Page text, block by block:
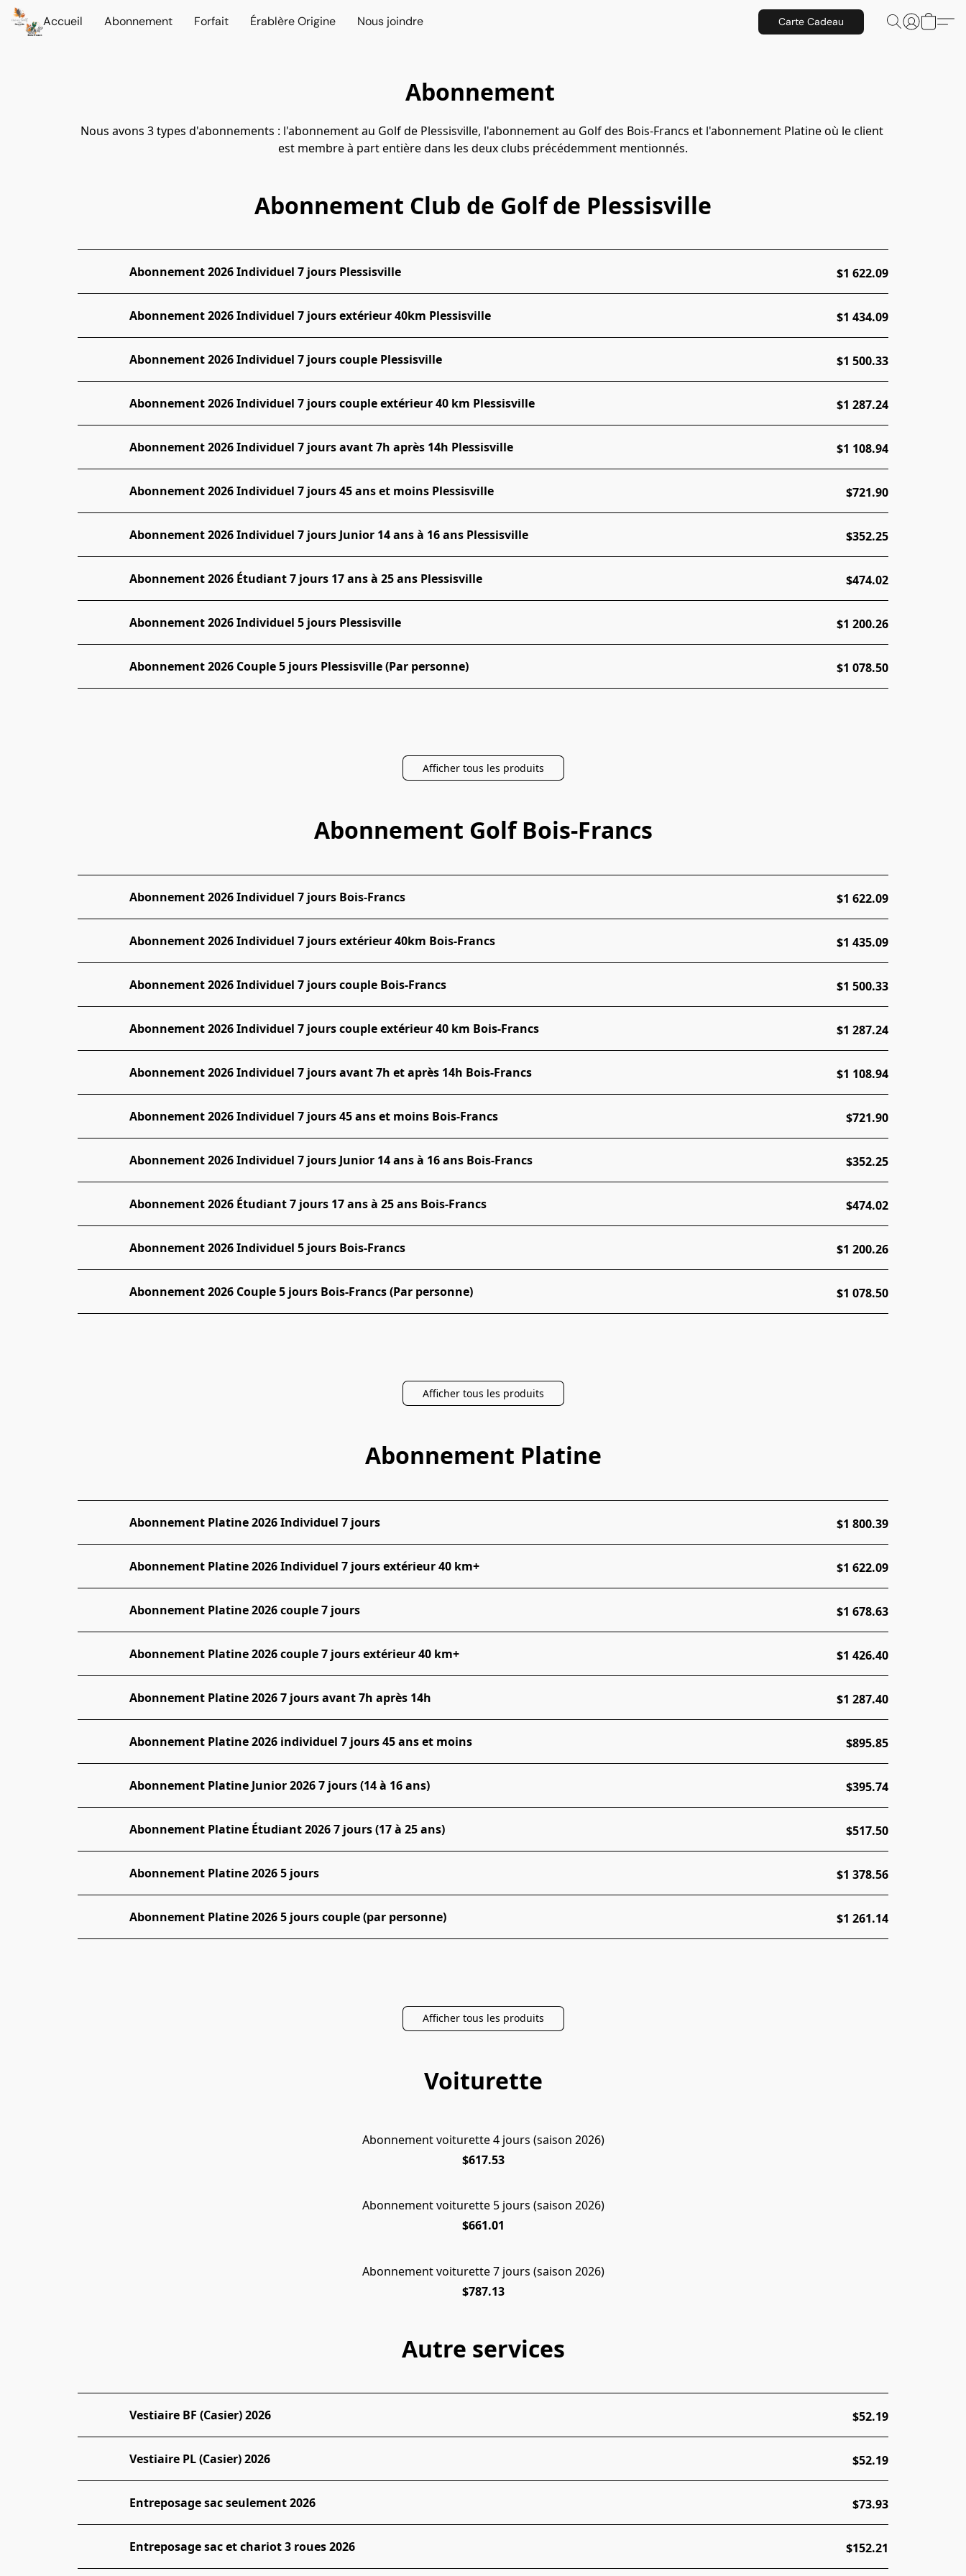
Accueil Abonnement Forfait Érablère Origine Nous joindre Carte Cadeau
Abonnement
Nous avons 3 types d'abonnements : l'abonnement au Golf de Plessisville, l'abonnement au Golf des Bois-Francs et l'abonnement Platine où le client
est membre à part entière dans les deux clubs précédemment mentionnés.
Abonnement Club de Golf de Plessisville
Abonnement 2026 Individuel 7 jours Plessisville $1 622.09
Abonnement 2026 Individuel 7 jours extérieur 40km Plessisville $1 434.09
Abonnement 2026 Individuel 7 jours couple Plessisville $1 500.33
Abonnement 2026 Individuel 7 jours couple extérieur 40 km Plessisville $1 287.24
Abonnement 2026 Individuel 7 jours avant 7h après 14h Plessisville $1 108.94
Abonnement 2026 Individuel 7 jours 45 ans et moins Plessisville $721.90
Abonnement 2026 Individuel 7 jours Junior 14 ans à 16 ans Plessisville $352.25
Abonnement 2026 Étudiant 7 jours 17 ans à 25 ans Plessisville $474.02
Abonnement 2026 Individuel 5 jours Plessisville $1 200.26
Abonnement 2026 Couple 5 jours Plessisville (Par personne) $1 078.50
Afficher tous les produits
Abonnement Golf Bois-Francs
Abonnement 2026 Individuel 7 jours Bois-Francs $1 622.09
Abonnement 2026 Individuel 7 jours extérieur 40km Bois-Francs $1 435.09
Abonnement 2026 Individuel 7 jours couple Bois-Francs $1 500.33
Abonnement 2026 Individuel 7 jours couple extérieur 40 km Bois-Francs $1 287.24
Abonnement 2026 Individuel 7 jours avant 7h et après 14h Bois-Francs $1 108.94
Abonnement 2026 Individuel 7 jours 45 ans et moins Bois-Francs $721.90
Abonnement 2026 Individuel 7 jours Junior 14 ans à 16 ans Bois-Francs $352.25
Abonnement 2026 Étudiant 7 jours 17 ans à 25 ans Bois-Francs $474.02
Abonnement 2026 Individuel 5 jours Bois-Francs $1 200.26
Abonnement 2026 Couple 5 jours Bois-Francs (Par personne) $1 078.50
Afficher tous les produits
Abonnement Platine
Abonnement Platine 2026 Individuel 7 jours $1 800.39
Abonnement Platine 2026 Individuel 7 jours extérieur 40 km+ $1 622.09
Abonnement Platine 2026 couple 7 jours $1 678.63
Abonnement Platine 2026 couple 7 jours extérieur 40 km+ $1 426.40
Abonnement Platine 2026 7 jours avant 7h après 14h $1 287.40
Abonnement Platine 2026 individuel 7 jours 45 ans et moins $895.85
Abonnement Platine Junior 2026 7 jours (14 à 16 ans) $395.74
Abonnement Platine Étudiant 2026 7 jours (17 à 25 ans) $517.50
Abonnement Platine 2026 5 jours $1 378.56
Abonnement Platine 2026 5 jours couple (par personne) $1 261.14
Afficher tous les produits
Voiturette
Abonnement voiturette 4 jours (saison 2026)
$617.53
Abonnement voiturette 5 jours (saison 2026)
$661.01
Abonnement voiturette 7 jours (saison 2026)
$787.13
Autre services
Vestiaire BF (Casier) 2026 $52.19
Vestiaire PL (Casier) 2026 $52.19
Entreposage sac seulement 2026 $73.93
Entreposage sac et chariot 3 roues 2026 $152.21